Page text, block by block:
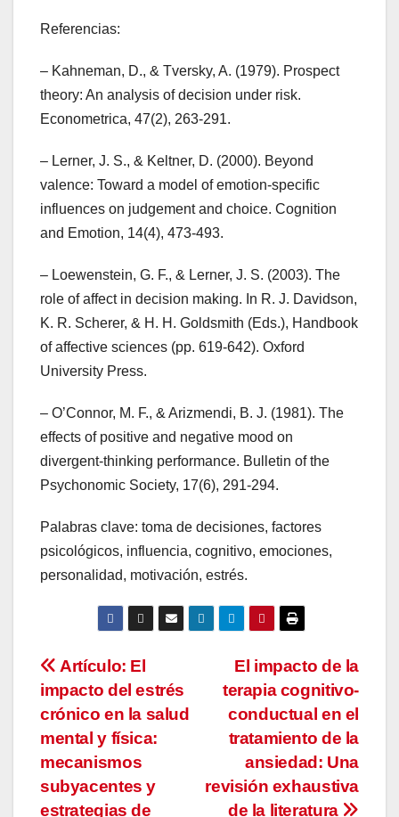
Referencias:
– Kahneman, D., & Tversky, A. (1979). Prospect
theory: An analysis of decision under risk.
Econometrica, 47(2), 263-291.
– Lerner, J. S., & Keltner, D. (2000). Beyond
valence: Toward a model of emotion-specific
influences on judgement and choice. Cognition
and Emotion, 14(4), 473-493.
– Loewenstein, G. F., & Lerner, J. S. (2003). The
role of affect in decision making. In R. J. Davidson,
K. R. Scherer, & H. H. Goldsmith (Eds.), Handbook
of affective sciences (pp. 619-642). Oxford
University Press.
– O’Connor, M. F., & Arizmendi, B. J. (1981). The
effects of positive and negative mood on
divergent-thinking performance. Bulletin of the
Psychonomic Society, 17(6), 291-294.
Palabras clave: toma de decisiones, factores
psicológicos, influencia, cognitivo, emociones,
personalidad, motivación, estrés.
Navegación
de
entradas
El impacto de la
terapia cognitivo-
conductual en el
tratamiento de la
ansiedad: Una
revisión exhaustiva
de la literatura
Artículo: El
impacto del estrés
crónico en la salud
mental y física:
mecanismos
subyacentes y
estrategias de